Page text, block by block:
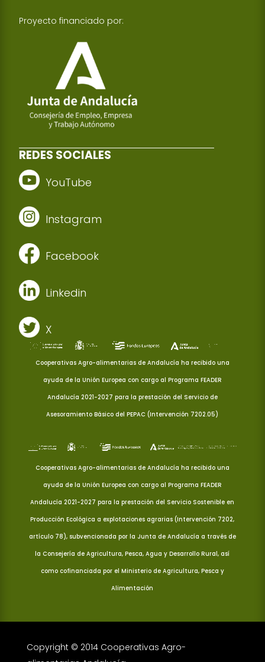
Proyecto financiado por:
REDES SOCIALES
YouTube
Instagram
Facebook
Linkedin
X
Cooperativas Agro-alimentarias de Andalucía ha recibido una
ayuda de la Unión Europea con cargo al Programa FEADER
Andalucía 2021-2027 para la prestación del Servicio de
Asesoramiento Básico del PEPAC (Intervención 7202.05)
Cooperativas Agro-alimentarias de Andalucía ha recibido una
ayuda de la Unión Europea con cargo al Programa FEADER
Andalucía 2021-2027 para la prestación del Servicio Sostenible en
Producción Ecológica a explotaciones agrarias (Intervención 7202,
artículo 78), subvencionada por la Junta de Andalucía a través de
la Consejería de Agricultura, Pesca, Agua y Desarrollo Rural, así
como cofinanciada por el Ministerio de Agricultura, Pesca y
Alimentación
Copyright © 2014 Cooperativas Agro-